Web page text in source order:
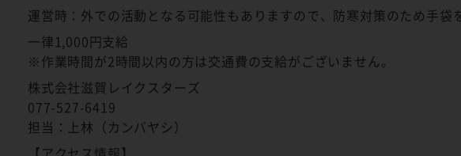
運営時：外での活動となる可能性もありますので、防寒対策のため手袋
一律1,000円支給
※作業時間が2時間以内の方は交通費の支給がございません。
株式会社滋賀レイクスターズ
077-527-6419
担当：上林（カンバヤシ）